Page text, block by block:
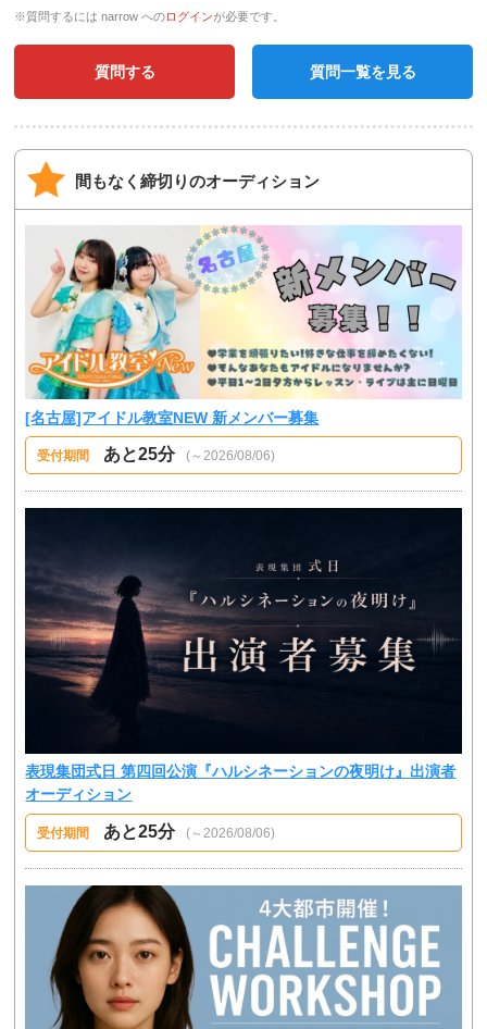
※質問するには narrow へのログインが必要です。
質問する 質問一覧を見る
間もなく締切りのオーディション
[名古屋]アイドル教室NEW 新メンバー募集
受付期間 あと25分 (～2026/08/06)
表現集団式日 第四回公演『ハルシネーションの夜明け』出演者
オーディション
受付期間 あと25分 (～2026/08/06)